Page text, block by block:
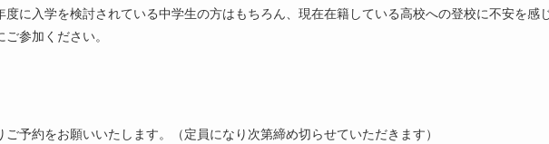
度に入学を検討されている中学生の方はもちろん、現在在籍している高校への登校に不安を感
参加ください。
予約をお願いいたします。（定員になり次第締め切らせていただきます）